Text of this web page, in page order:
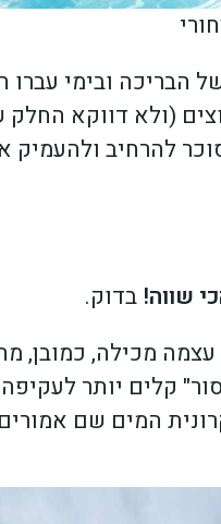
הבריכה ובימי עברו
(ולא דווקא
להרחיב
שווה! בדוק.
מכילה, כמובן,
קלים יותר
המים שם